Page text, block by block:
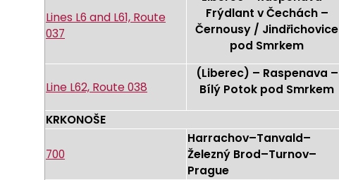
Lines L6 and L61, Route
037
Frýdlant v Čechách –
Černousy / Jindřichovice
pod Smrkem
Line L62, Route 038
(Liberec) – Raspenava –
Bílý Potok pod Smrkem
KRKONOŠE
700
Harrachov–Tanvald–
Železný Brod–Turnov–
Prague